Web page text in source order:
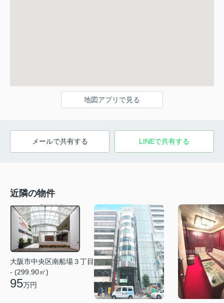
地図アプリで見る
メールで共有する LINEで共有する
近隣の物件
大阪市中央区南船場３丁目
- (299.90㎡)
95万円